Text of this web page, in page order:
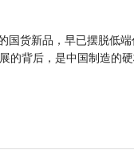
国货新品，早已摆脱低
的背后，是中国制造的硬